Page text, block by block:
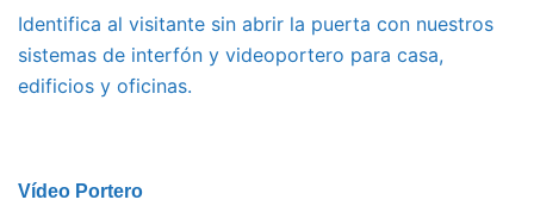
Identifica al visitante sin abrir la puerta con nuestros
sistemas de interfón y videoportero para casa,
edificios y oficinas.
Vídeo Portero